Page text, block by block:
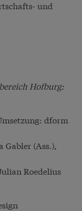
und
Hofburg:
dform
(Ass.),
Roedelius